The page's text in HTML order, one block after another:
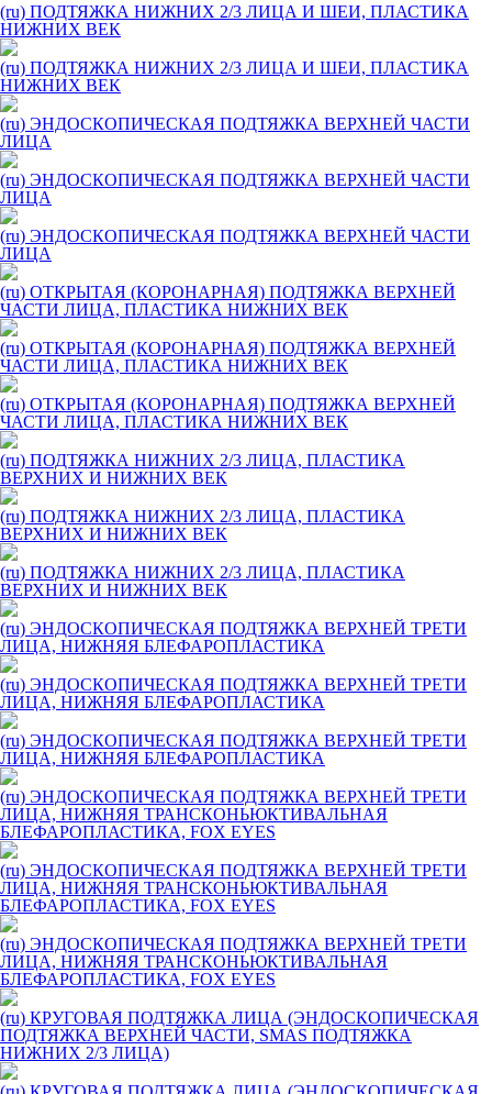
(ru) ПОДТЯЖКА НИЖНИХ 2/3 ЛИЦА И ШЕИ, ПЛАСТИКА
НИЖНИХ ВЕК
(ru) ПОДТЯЖКА НИЖНИХ 2/3 ЛИЦА И ШЕИ, ПЛАСТИКА
НИЖНИХ ВЕК
(ru) ЭНДОСКОПИЧЕСКАЯ ПОДТЯЖКА ВЕРХНЕЙ ЧАСТИ
ЛИЦА
(ru) ЭНДОСКОПИЧЕСКАЯ ПОДТЯЖКА ВЕРХНЕЙ ЧАСТИ
ЛИЦА
(ru) ЭНДОСКОПИЧЕСКАЯ ПОДТЯЖКА ВЕРХНЕЙ ЧАСТИ
ЛИЦА
(ru) ОТКРЫТАЯ (КОРОНАРНАЯ) ПОДТЯЖКА ВЕРХНЕЙ
ЧАСТИ ЛИЦА, ПЛАСТИКА НИЖНИХ ВЕК
(ru) ОТКРЫТАЯ (КОРОНАРНАЯ) ПОДТЯЖКА ВЕРХНЕЙ
ЧАСТИ ЛИЦА, ПЛАСТИКА НИЖНИХ ВЕК
(ru) ОТКРЫТАЯ (КОРОНАРНАЯ) ПОДТЯЖКА ВЕРХНЕЙ
ЧАСТИ ЛИЦА, ПЛАСТИКА НИЖНИХ ВЕК
(ru) ПОДТЯЖКА НИЖНИХ 2/3 ЛИЦА, ПЛАСТИКА
ВЕРХНИХ И НИЖНИХ ВЕК
(ru) ПОДТЯЖКА НИЖНИХ 2/3 ЛИЦА, ПЛАСТИКА
ВЕРХНИХ И НИЖНИХ ВЕК
(ru) ПОДТЯЖКА НИЖНИХ 2/3 ЛИЦА, ПЛАСТИКА
ВЕРХНИХ И НИЖНИХ ВЕК
(ru) ЭНДОСКОПИЧЕСКАЯ ПОДТЯЖКА ВЕРХНЕЙ ТРЕТИ
ЛИЦА, НИЖНЯЯ БЛЕФАРОПЛАСТИКА
(ru) ЭНДОСКОПИЧЕСКАЯ ПОДТЯЖКА ВЕРХНЕЙ ТРЕТИ
ЛИЦА, НИЖНЯЯ БЛЕФАРОПЛАСТИКА
(ru) ЭНДОСКОПИЧЕСКАЯ ПОДТЯЖКА ВЕРХНЕЙ ТРЕТИ
ЛИЦА, НИЖНЯЯ БЛЕФАРОПЛАСТИКА
(ru) ЭНДОСКОПИЧЕСКАЯ ПОДТЯЖКА ВЕРХНЕЙ ТРЕТИ
ЛИЦА, НИЖНЯЯ ТРАНСКОНЬЮКТИВАЛЬНАЯ
БЛЕФАРОПЛАСТИКА, FOX EYES
(ru) ЭНДОСКОПИЧЕСКАЯ ПОДТЯЖКА ВЕРХНЕЙ ТРЕТИ
ЛИЦА, НИЖНЯЯ ТРАНСКОНЬЮКТИВАЛЬНАЯ
БЛЕФАРОПЛАСТИКА, FOX EYES
(ru) ЭНДОСКОПИЧЕСКАЯ ПОДТЯЖКА ВЕРХНЕЙ ТРЕТИ
ЛИЦА, НИЖНЯЯ ТРАНСКОНЬЮКТИВАЛЬНАЯ
БЛЕФАРОПЛАСТИКА, FOX EYES
(ru) КРУГОВАЯ ПОДТЯЖКА ЛИЦА (ЭНДОСКОПИЧЕСКАЯ
ПОДТЯЖКА ВЕРХНЕЙ ЧАСТИ, SMAS ПОДТЯЖКА
НИЖНИХ 2/3 ЛИЦА)